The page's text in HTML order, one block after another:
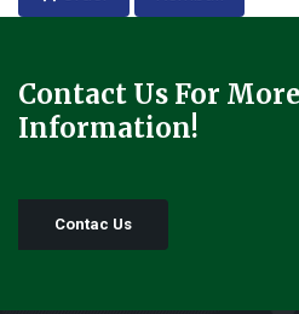
Contact Us For
Information!
Contac Us